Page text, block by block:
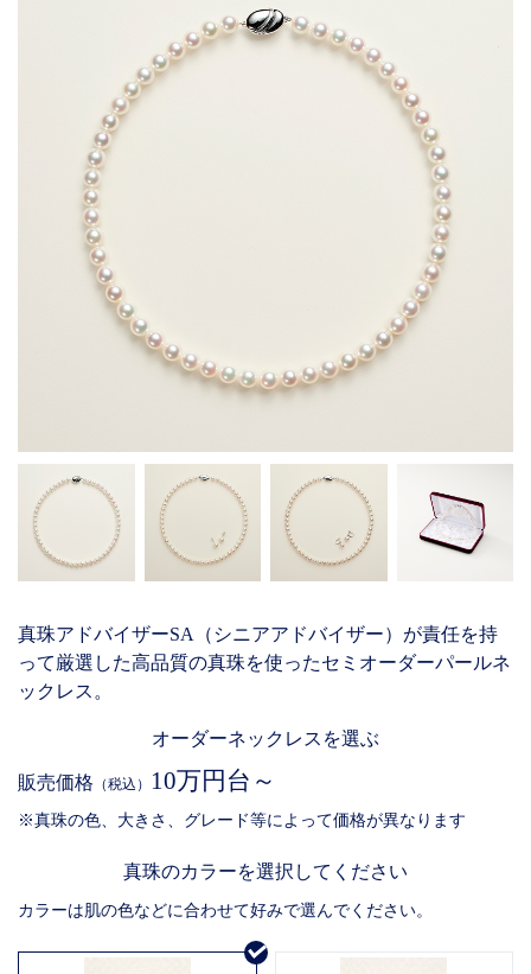
真珠アドバイザーSA（シニアアドバイザー）が責任を持
って厳選した高品質の真珠を使ったセミオーダーパールネ
ックレス。
オーダーネックレスを選ぶ
販売価格 （税込） 10万円台～
※真珠の色、大きさ、グレード等によって価格が異なります
真珠のカラーを選択してください
カラーは肌の色などに合わせて好みで選んでください。